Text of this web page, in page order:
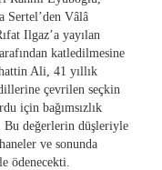
Sertel’den Vâlâ
Ilgaz’a yayılan
katledilmesine
Ali, 41 yıllık
çevrilen seçkin
için bağımsızlık
Bu değerlerin düşleriyle
ve sonunda
ödenecekti.